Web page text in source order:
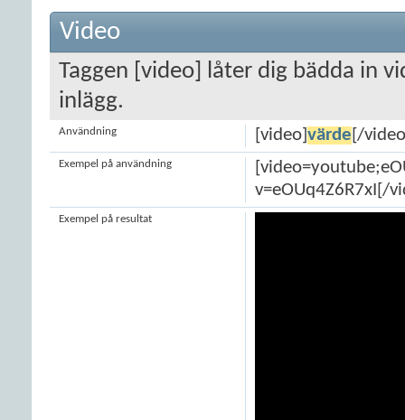
Video
Taggen [video] låter dig bädda in
inlägg.
[video] värde [/
Användning
v=eOUq4Z6R7xI[/
Exempel på användning
Exempel på resultat